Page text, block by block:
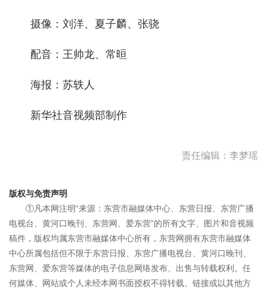
摄像：刘洋、夏子麟、张骁
配音：王帅龙、常晅
海报：苏轶人
新华社音视频部制作
责任编辑：李梦瑶
版权与免责声明
①凡本网注明“来源：东营市融媒体中心、东营日报、东营广播
电视台、黄河口晚刊、东营网、爱东营”的所有文字、图片和音视频
稿件，版权均属东营市融媒体中心所有，东营网拥有东营市融媒体
中心所属包括但不限于东营日报、东营广播电视台、黄河口晚刊、
东营网、爱东营等媒体的电子信息网络发布、出售与转载权利。任
何媒体、网站或个人未经本网书面授权不得转载、链接或以其他方